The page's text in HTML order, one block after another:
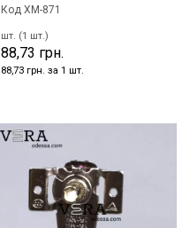
Код XM-871
шт. (1 шт.)
88,73 грн.
88,73 грн. за 1 шт.